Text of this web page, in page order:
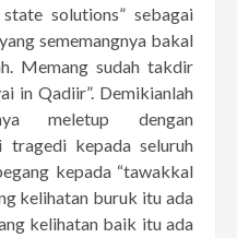
solutions” sebagai
sememangnya bakal
Memang sudah takdir
in Qadiir”. Demikianlah
meletup dengan
tragedi kepada seluruh
kepada “tawakkal
kelihatan buruk itu ada
kelihatan baik itu ada